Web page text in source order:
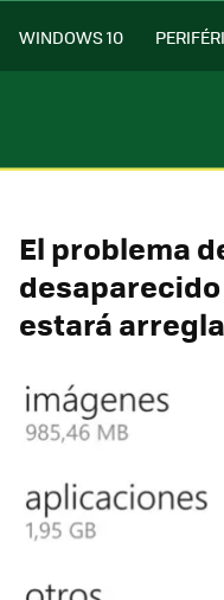
WINDOWS 10
El problema
estará